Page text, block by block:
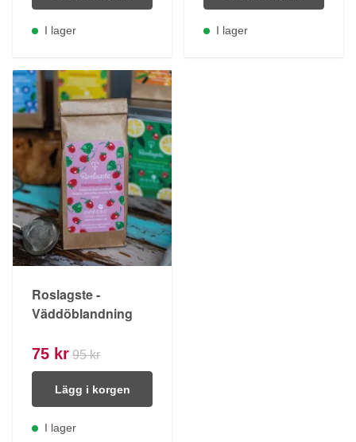
I lager I lager
Roslagste -
Väddöblandning
75 kr 95 kr
Lägg i korgen
I lager